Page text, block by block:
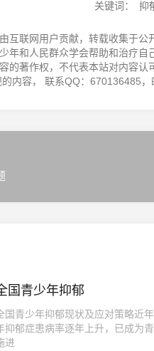
关键词：
抑
互联网用户贡献，转载收集于公
年和人民群众学会帮助和治疗自
的著作权，不代表本站对内容认
内容， 联系QQ：670136485
国青少年抑郁
国青少年抑郁现状及应对策略近
抑郁症患病率逐年上升，已成为
进